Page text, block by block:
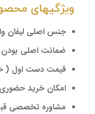
ویژگیهای
جنس اصلی لیفان
ضمانت اصلی بودن
قیمت دست اول (
امکان خرید حضوری
مشاوره تخصصی